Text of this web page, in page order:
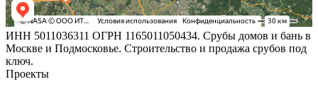
ИНН 5011036311 ОГРН 1165011050434. Срубы домов и бань в
Москве и Подмосковье. Строительство и продажа срубов под
ключ.
Проекты